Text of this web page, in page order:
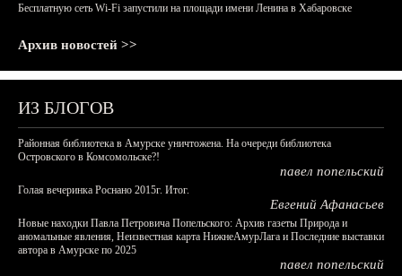
Бесплатную сеть Wi-Fi запустили на площади имени Ленина в Хабаровске
Архив новостей >>
ИЗ БЛОГОВ
Районная библиотека в Амурске уничтожена. На очереди библиотека
Островского в Комсомольске?!
павел попельский
Голая вечеринка Роснано 2015г. Итог.
Евгений Афанасьев
Новые находки Павла Петровича Попельского: Архив газеты Природа и
аномальные явления, Неизвестная карта НижнеАмурЛага и Последние выставки
автора в Амурске по 2025
павел попельский